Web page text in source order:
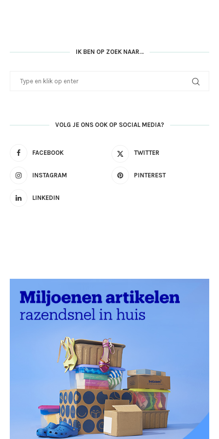
IK BEN OP ZOEK NAAR…
VOLG JE ONS OOK OP SOCIAL MEDIA?
FACEBOOK TWITTER
INSTAGRAM PINTEREST
LINKEDIN